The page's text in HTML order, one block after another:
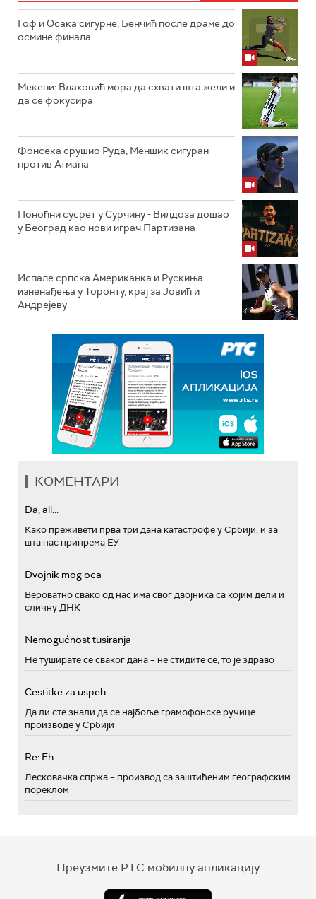
Гоф и Осака сигурне, Бенчић после драме до
осмине финала
Мекени: Влаховић мора да схвати шта жели и
да се фокусира
Фонсека срушио Руда, Меншик сигуран
против Атмана
Поноћни сусрет у Сурчину - Вилдоза дошао
у Београд као нови играч Партизана
Испале српска Американка и Рускиња –
изненађења у Торонту, крај за Јовић и
Андрејеву
КОМЕНТАРИ
Da, ali...
Како преживети прва три дана катастрофе у Србији, и за
шта нас припрема ЕУ
Dvojnik mog oca
Вероватно свако од нас има свог двојника са којим дели и
сличну ДНК
Nemogućnost tusiranja
Не туширате се сваког дана – не стидите се, то је здраво
Cestitke za uspeh
Да ли сте знали да се најбоље грамофонске ручице
производе у Србији
Re: Eh...
Лесковачка спржа – производ са заштићеним географским
пореклом
Преузмите РТС мобилну апликацију